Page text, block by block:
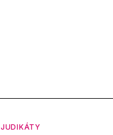
JUDIKÁTY